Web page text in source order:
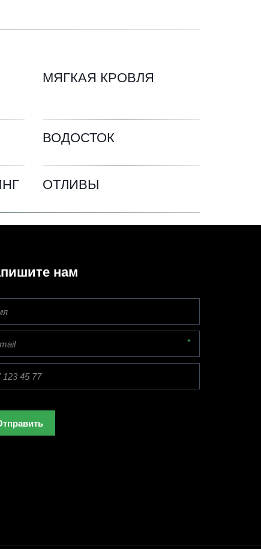
МЯГКАЯ КРОВЛЯ
ВОДОСТОК
ОТЛИВЫ
нам
*